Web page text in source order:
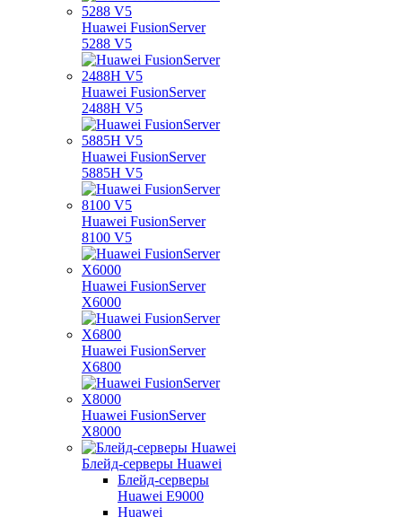
Huawei FusionServer
5288 V5
Huawei FusionServer
2488H V5
Huawei FusionServer
5885H V5
Huawei FusionServer
8100 V5
Huawei FusionServer
X6000
Huawei FusionServer
X6800
Huawei FusionServer
X8000
Блейд-серверы Huawei
Блейд-серверы
Huawei E9000
Huawei